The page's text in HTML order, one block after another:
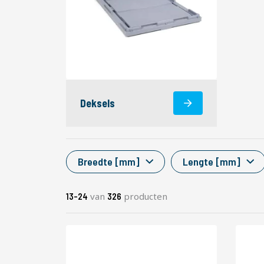
Deksels
Breedte [mm] Lengte [mm]
13-24 van 326 producten